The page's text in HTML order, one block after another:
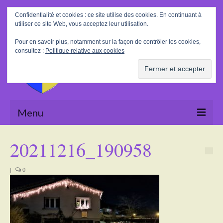
Rechercher
:
Menu
La Mairie
Le village
Tourisme
20211216_190958
| 0
Confidentialité et cookies : ce site utilise des cookies. En continuant à
utiliser ce site Web, vous acceptez leur utilisation.
Pour en savoir plus, notamment sur la façon de contrôler les cookies,
consultez : Politique relative aux cookies